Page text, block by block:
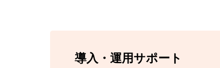
導入・運用サポート